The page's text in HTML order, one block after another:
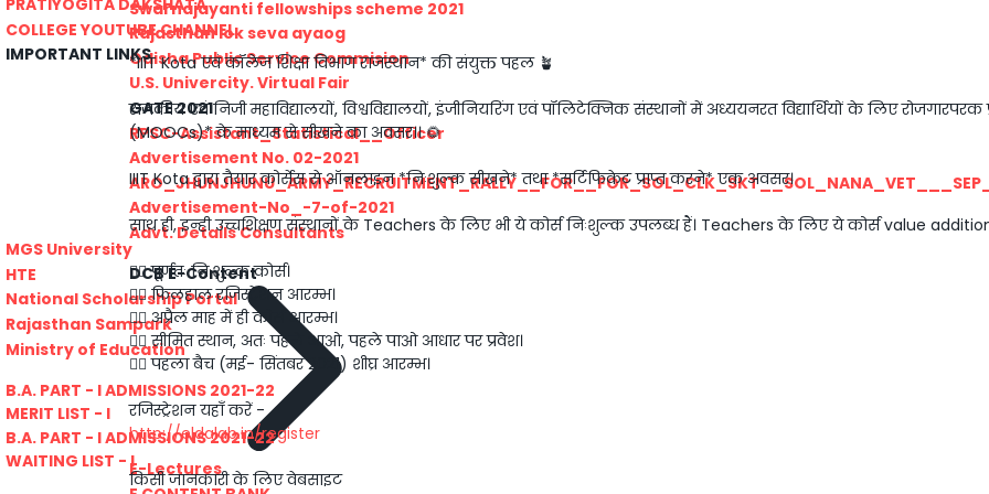
Swarnajayanti fellowships scheme 2021
Rajasthan lok seva ayaog
Odisha Public Service Commision
U.S. Univercity. Virtual Fair
GATE 2021
RPSC-Assistant_Statistical__Officer
Advertisement No. 02-2021
Advertisement-No_-7-of-2021
Advt. Details Consultants
DCB E-Content
E-Lectures
COLLEGE YOUTUBE CHANNEL
IMPORTANT LINKS
MGS University
HTE
National Scholarship Portal
Rajasthan Sampark
Ministry of Education
B.A. PART - I ADMISSIONS 2021-22
MERIT LIST - I
B.A. PART - I ADMISSIONS 2021-22
WAITING LIST - I
*IIIT Kota एवं कॉलेज शिक्षा विभाग राजस्थान* की संयुक्त पहल 🪴
राजकीय एवं निजी महाविद्यालयों, विश्वविद्यालयों, इंजीनियरिंग एवं पॉलिटेक्निक संस्थानों में अध्ययनरत विद्यार्थियों के लिए
(MOOCs)* के माध्यम से सीखने का अवसर।। 🌻
IIIT Kota द्वारा तैयार कोर्सेस से ऑनलाइन *निःशुल्क सीखने* तथा *सर्टिफिकेट प्राप्त करने* एक अवसर।
साथ ही, इन्ही उच्चशिक्षण संस्थानों के Teachers के लिए भी ये कोर्स निःशुल्क उपलब्ध हैं। Teachers के लिए ये कोर्स value
👉🏻 पूर्णतः निःशुल्क कोर्स।
👉🏻 फिलहाल रजिस्ट्रेशन आरम्भ।
👉🏻 अप्रैल माह में ही कोर्स आरम्भ।
👉🏻 सीमित स्थान, अतः पहले आओ, पहले पाओ आधार पर प्रवेश।
👉🏻 पहला बैच (मई- सिंतबर 2021) शीघ्र आरम्भ।
रजिस्ट्रेशन यहाँ करें -
http://eldalab.in/register
किसी जानकारी के लिए वेबसाइट